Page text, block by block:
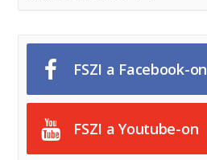
FSZI a Facebook-on
FSZI a Youtube-on